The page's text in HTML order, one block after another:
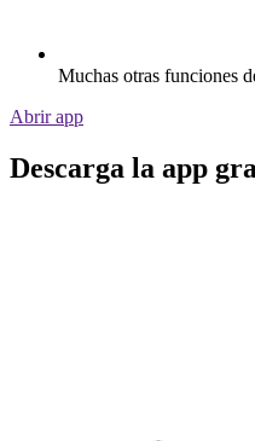
Muchas otras funciones
Abrir app
Descarga la app